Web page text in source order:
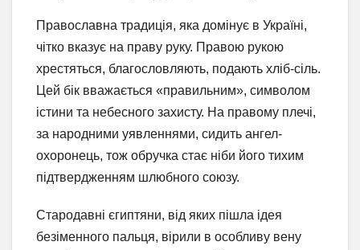
Православна традиція, яка домінує в Україні,
чітко вказує на праву руку. Правою рукою
хрестяться, благословляють, подають хліб-сіль.
Цей бік вважається «правильним», символом
істини та небесного захисту. На правому плечі,
за народними уявленнями, сидить ангел-
охоронець, тож обручка стає ніби його тихим
підтвердженням шлюбного союзу.
Стародавні єгиптяни, від яких пішла ідея
безіменного пальця, вірили в особливу вену